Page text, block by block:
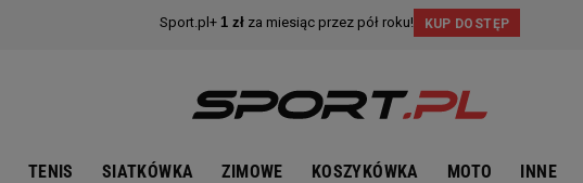
TENIS SIATKÓWKA ZIMOWE KOSZYKÓWKA MOTO INNE